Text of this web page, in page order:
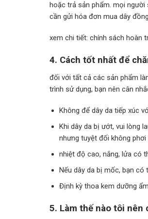
hoặc trả sản phẩm. mọi người
cần gửi hóa đơn mua dây
xem chi tiết: chính sách hoàn
4. Cách tốt nhất để
đối với tất cả các sản phẩm
trình sử dụng, bạn nên cân
Không để dây da tiếp xúc
Khi dây da bị ướt, vui lòng
nhưng tuyệt đối không phơi
nhiệt độ cao, nắng, lửa có
Nếu dây da bị mốc, bạn
Định kỳ thoa kem dưỡng
5. Làm thế nào tôi nên